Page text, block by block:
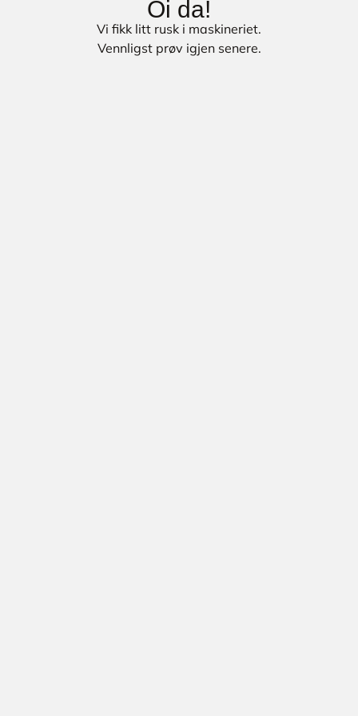
Oi da!
Vi fikk litt rusk i maskineriet.
Vennligst prøv igjen senere.